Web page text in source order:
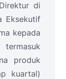
di
Eksekutif
kepada
produk
kuartal)